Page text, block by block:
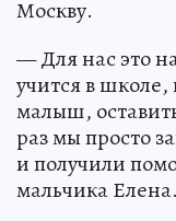
Москву.
— Для нас это
учится в школе,
малыш,
раз мы просто
и получили
мальчика Елена.